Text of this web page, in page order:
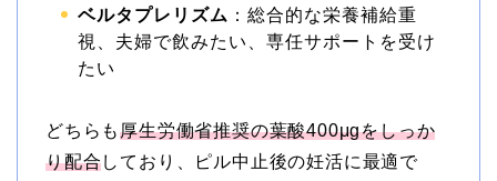
ベルタプレリズム ：総合的な栄養補給重
視、夫婦で飲みたい、専任サポートを受け
たい
どちらも厚生労働省推奨の葉酸400μgをしっか
り配合しており、ピル中止後の妊活に最適で